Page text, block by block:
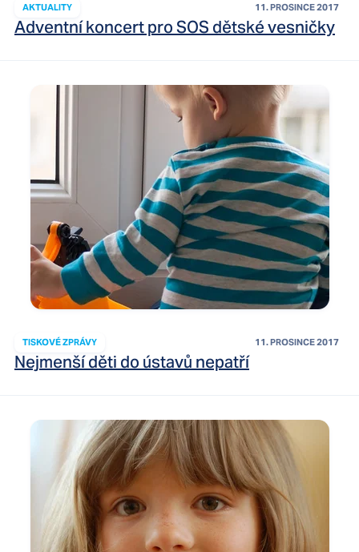
AKTUALITY 11. PROSINCE 2017
Adventní koncert pro SOS dětské vesničky
TISKOVÉ ZPRÁVY 11. PROSINCE 2017
Nejmenší děti do ústavů nepatří